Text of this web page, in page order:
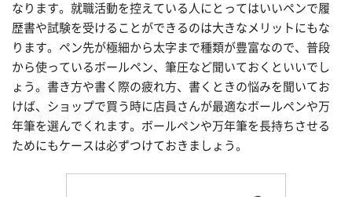
なります。就職活動を控えている人にとってはいいペンで履
歴書や試験を受けることができるのは大きなメリットにもな
ります。ペン先が極細から太字まで種類が豊富なので、普段
から使っているボールペン、筆圧など聞いておくといいでし
ょう。書き方や書く際の疲れ方、書くときの悩みを聞いてお
けば、ショップで買う時に店員さんが最適なボールペンや万
年筆を選んでくれます。ボールペンや万年筆を長持ちさせる
ためにもケースは必ずつけておきましょう。